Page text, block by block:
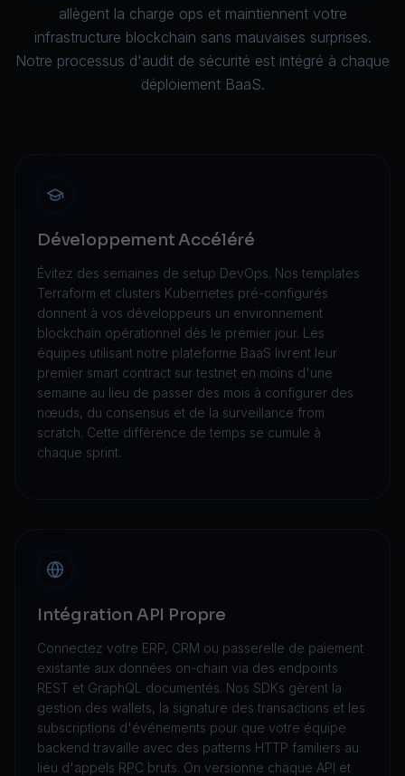
allègent la charge ops et maintiennent votre
infrastructure blockchain sans mauvaises surprises.
Notre processus d'audit de sécurité est intégré à chaque
déploiement BaaS.
Développement Accéléré
Évitez des semaines de setup DevOps. Nos templates
Terraform et clusters Kubernetes pré-configurés
donnent à vos développeurs un environnement
blockchain opérationnel dès le premier jour. Les
équipes utilisant notre plateforme BaaS livrent leur
premier smart contract sur testnet en moins d'une
semaine au lieu de passer des mois à configurer des
nœuds, du consensus et de la surveillance from
scratch. Cette différence de temps se cumule à
chaque sprint.
Intégration API Propre
Connectez votre ERP, CRM ou passerelle de paiement
existante aux données on-chain via des endpoints
REST et GraphQL documentés. Nos SDKs gèrent la
gestion des wallets, la signature des transactions et les
subscriptions d'événements pour que votre équipe
backend travaille avec des patterns HTTP familiers au
lieu d'appels RPC bruts. On versionne chaque API et